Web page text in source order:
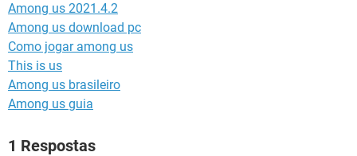
Among us 2021.4.2
Among us download pc
Como jogar among us
This is us
Among us brasileiro
Among us guia
1 Respostas